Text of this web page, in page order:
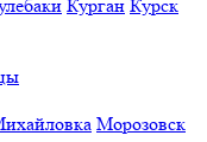
Курган Курск
Морозовск